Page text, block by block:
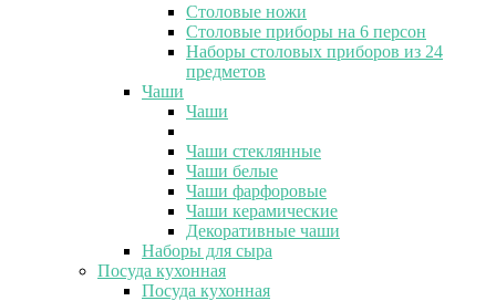
Столовые ножи
Столовые приборы на 6 персон
Наборы столовых приборов из 24
предметов
Чаши
Чаши
Чаши стеклянные
Чаши белые
Чаши фарфоровые
Чаши керамические
Декоративные чаши
Наборы для сыра
Посуда кухонная
Посуда кухонная